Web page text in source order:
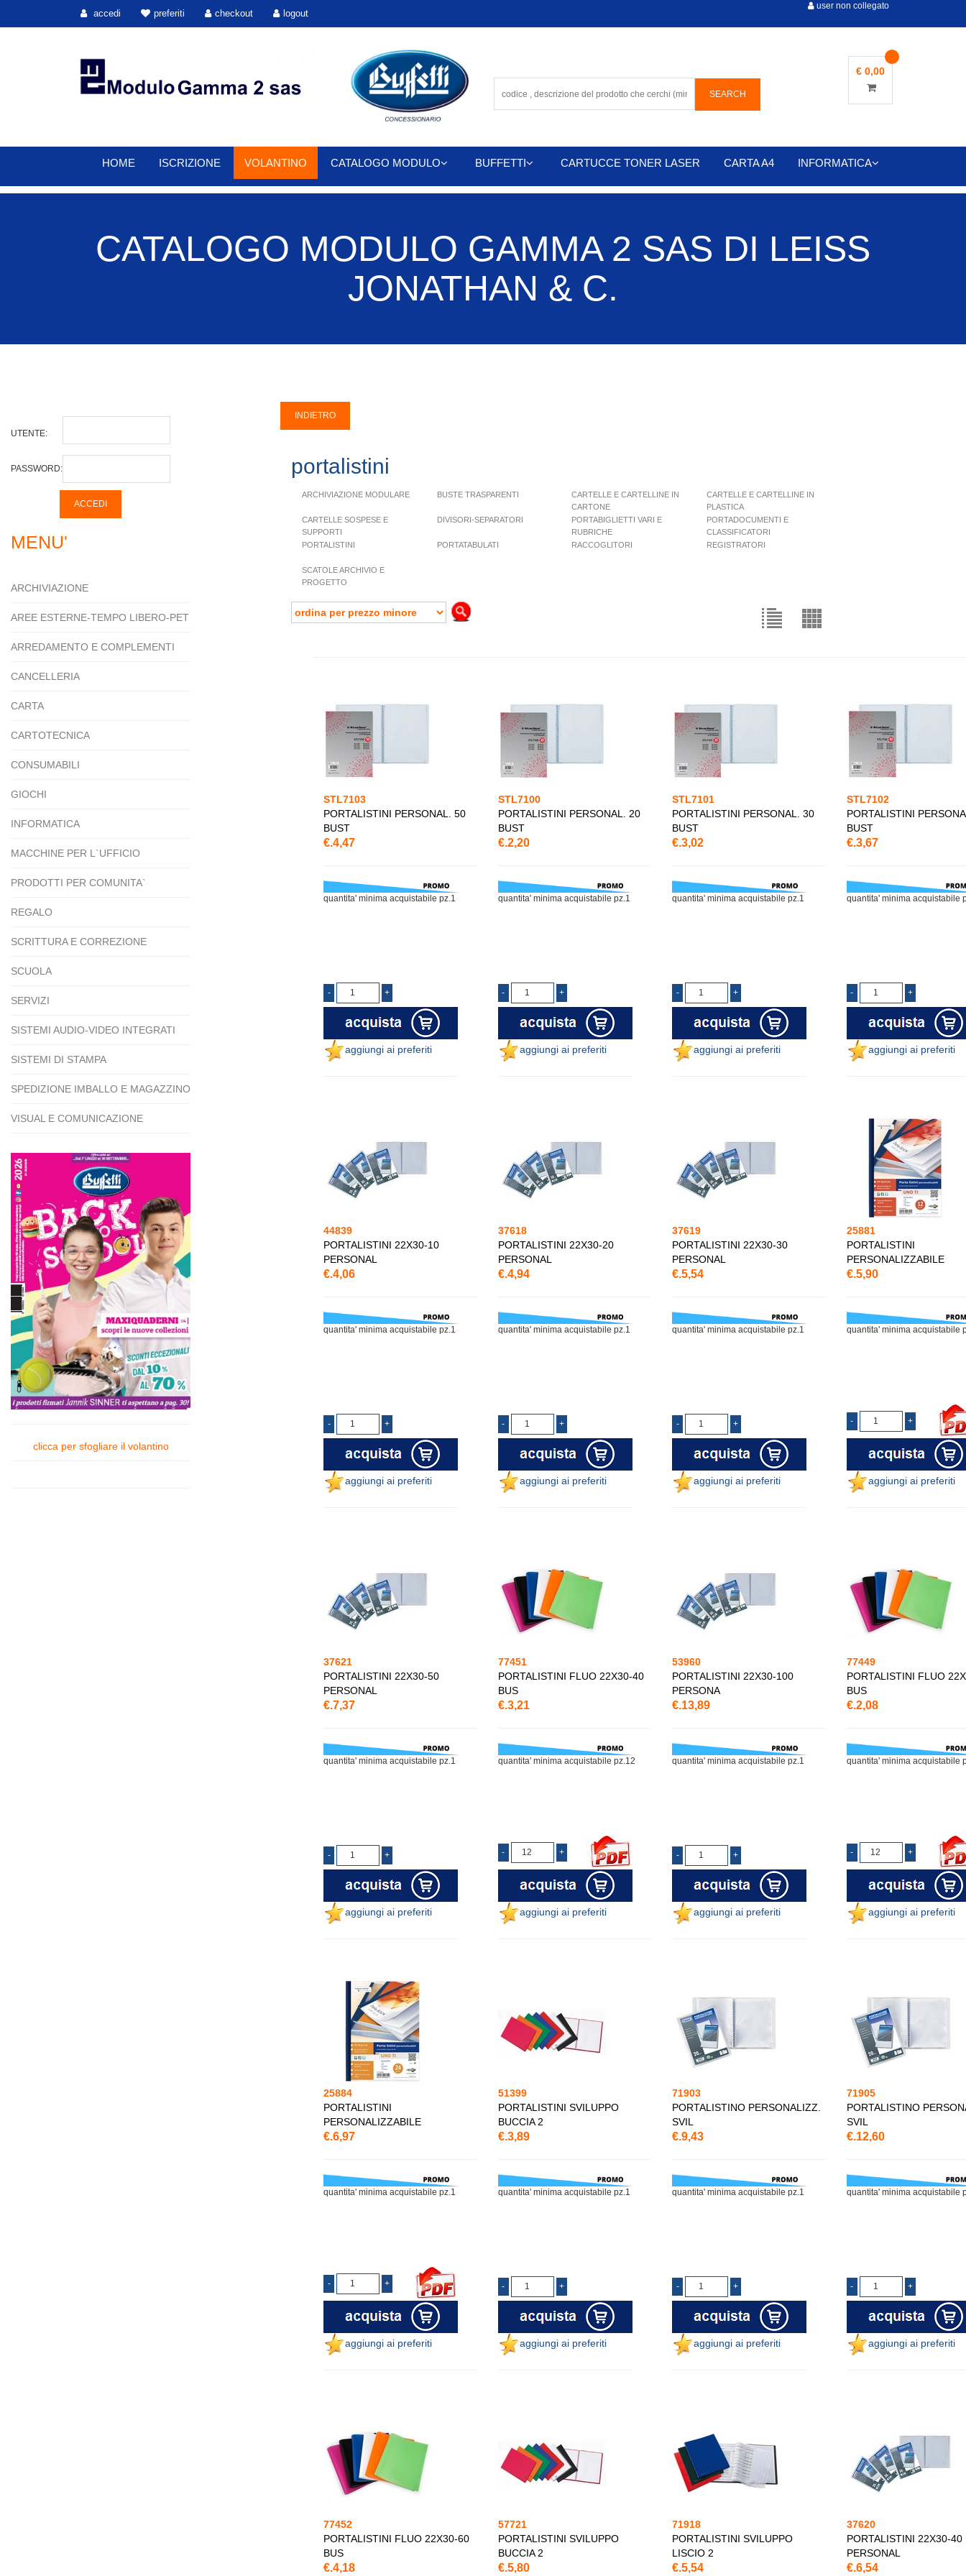
accedi preferiti checkout logout
user non collegato
€ 0,00
HOME ISCRIZIONE VOLANTINO CATALOGO MODULO BUFFETTI CARTUCCE TONER LASER CARTA A4 INFORMATICA
CATALOGO MODULO GAMMA 2 SAS DI LEISS
JONATHAN & C.
UTENTE:
PASSWORD:
MENU'
ARCHIVIAZIONE
AREE ESTERNE-TEMPO LIBERO-PET
ARREDAMENTO E COMPLEMENTI
CANCELLERIA
CARTA
CARTOTECNICA
CONSUMABILI
GIOCHI
INFORMATICA
MACCHINE PER L`UFFICIO
PRODOTTI PER COMUNITA`
REGALO
SCRITTURA E CORREZIONE
SCUOLA
SERVIZI
SISTEMI AUDIO-VIDEO INTEGRATI
SISTEMI DI STAMPA
SPEDIZIONE IMBALLO E MAGAZZINO
VISUAL E COMUNICAZIONE
clicca per sfogliare il volantino
portalistini
ARCHIVIAZIONE MODULARE BUSTE TRASPARENTI
CARTELLE E CARTELLINE IN
CARTONE
CARTELLE E CARTELLINE IN
PLASTICA
CARTELLE SOSPESE E
SUPPORTI
DIVISORI-SEPARATORI
PORTABIGLIETTI VARI E
RUBRICHE
PORTADOCUMENTI E
CLASSIFICATORI
PORTALISTINI
PORTATABULATI RACCOGLITORI REGISTRATORI
SCATOLE ARCHIVIO E
PROGETTO
STL7103
PORTALISTINI PERSONAL. 50
BUST
€.4,47
quantita' minima acquistabile pz.1
aggiungi ai preferiti
STL7100
PORTALISTINI PERSONAL. 20
BUST
€.2,20
quantita' minima acquistabile pz.1
aggiungi ai preferiti
STL7101
PORTALISTINI PERSONAL. 30
BUST
€.3,02
quantita' minima acquistabile pz.1
aggiungi ai preferiti
STL7102
PORTALISTINI
BUST
€.3,67
quantita' minima acquistabile
aggiungi ai preferiti
44839
PORTALISTINI 22X30-10
PERSONAL
€.4,06
quantita' minima acquistabile pz.1
aggiungi ai preferiti
37618
PORTALISTINI 22X30-20
PERSONAL
€.4,94
quantita' minima acquistabile pz.1
aggiungi ai preferiti
37619
PORTALISTINI 22X30-30
PERSONAL
€.5,54
quantita' minima acquistabile pz.1
aggiungi ai preferiti
25881
PORTALISTINI
PERSONALIZZABILE
€.5,90
quantita' minima acquistabile
aggiungi ai preferiti
37621
PORTALISTINI 22X30-50
PERSONAL
€.7,37
quantita' minima acquistabile pz.1
aggiungi ai preferiti
77451
PORTALISTINI FLUO 22X30-40
BUS
€.3,21
quantita' minima acquistabile pz.12
aggiungi ai preferiti
53960
PORTALISTINI 22X30-100
PERSONA
€.13,89
quantita' minima acquistabile pz.1
aggiungi ai preferiti
77449
PORTALISTINI FLUO
BUS
€.2,08
quantita' minima acquistabile
aggiungi ai preferiti
25884
PORTALISTINI
PERSONALIZZABILE
€.6,97
quantita' minima acquistabile pz.1
aggiungi ai preferiti
51399
PORTALISTINI SVILUPPO
BUCCIA 2
€.3,89
quantita' minima acquistabile pz.1
aggiungi ai preferiti
71903
PORTALISTINO PERSONALIZZ.
SVIL
€.9,43
quantita' minima acquistabile pz.1
aggiungi ai preferiti
71905
PORTALISTINO
SVIL
€.12,60
quantita' minima acquistabile
aggiungi ai preferiti
77452
PORTALISTINI FLUO 22X30-60
BUS
€.4,18
57721
PORTALISTINI SVILUPPO
BUCCIA 2
€.5,80
71918
PORTALISTINI SVILUPPO
LISCIO 2
€.5,54
37620
PORTALISTINI 22X30-40
PERSONAL
€.6,54